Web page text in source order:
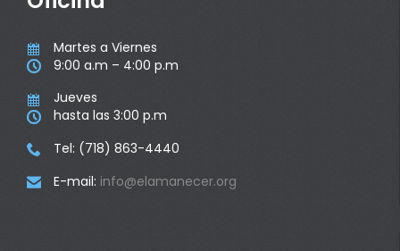
 Martes a Viernes
 9:00 a.m – 4:00 p.m
 Jueves
 hasta las 3:00 p.m
 Tel: (718) 863-4440
 E-mail: info@elamanecer.org